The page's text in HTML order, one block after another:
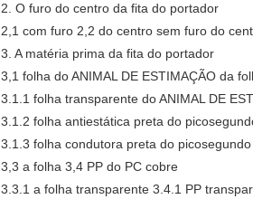
2. O furo do centro da fita do portador
2,1 com furo 2,2 do centro sem furo do
3. A matéria prima da fita do portador
3,1 folha do ANIMAL DE ESTIMAÇÃO da
3.1.1 folha transparente do ANIMAL DE
3.1.2 folha antiestática preta do
3.1.3 folha condutora preta do picosegundo
3,3 a folha 3,4 PP do PC cobre
3.3.1 a folha transparente 3.4.1 PP